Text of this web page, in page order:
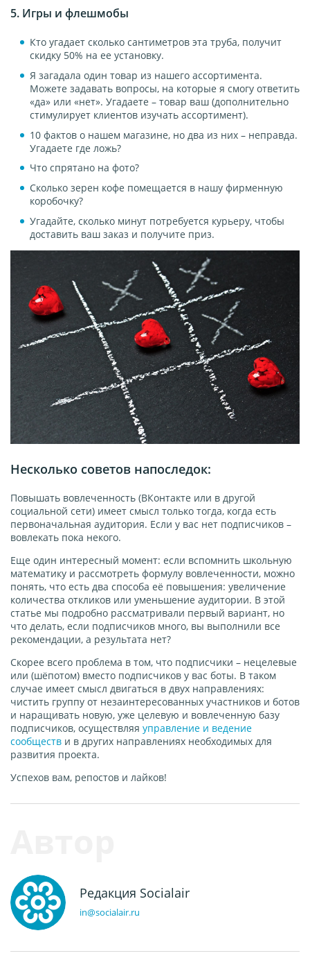
5. Игры и флешмобы
Кто угадает сколько сантиметров эта труба, получит
скидку 50% на ее установку.
Я загадала один товар из нашего ассортимента.
Можете задавать вопросы, на которые я смогу ответить
«да» или «нет». Угадаете – товар ваш (дополнительно
стимулирует клиентов изучать ассортимент).
10 фактов о нашем магазине, но два из них – неправда.
Угадаете где ложь?
Что спрятано на фото?
Сколько зерен кофе помещается в нашу фирменную
коробочку?
Угадайте, сколько минут потребуется курьеру, чтобы
доставить ваш заказ и получите приз.
Несколько советов напоследок:
Повышать вовлеченность (ВКонтакте или в другой
социальной сети) имеет смысл только тогда, когда есть
первоначальная аудитория. Если у вас нет подписчиков –
вовлекать пока некого.
Еще один интересный момент: если вспомнить школьную
математику и рассмотреть формулу вовлеченности, можно
понять, что есть два способа её повышения: увеличение
количества откликов или уменьшение аудитории. В этой
статье мы подробно рассматривали первый вариант, но
что делать, если подписчиков много, вы выполнили все
рекомендации, а результата нет?
Скорее всего проблема в том, что подписчики – нецелевые
или (шёпотом) вместо подписчиков у вас боты. В таком
случае имеет смысл двигаться в двух направлениях:
чистить группу от незаинтересованных участников и ботов
и наращивать новую, уже целевую и вовлеченную базу
подписчиков, осуществляя управление и ведение
сообществ и в других направлениях необходимых для
развития проекта.
Успехов вам, репостов и лайков!
Редакция Socialair
in@socialair.ru